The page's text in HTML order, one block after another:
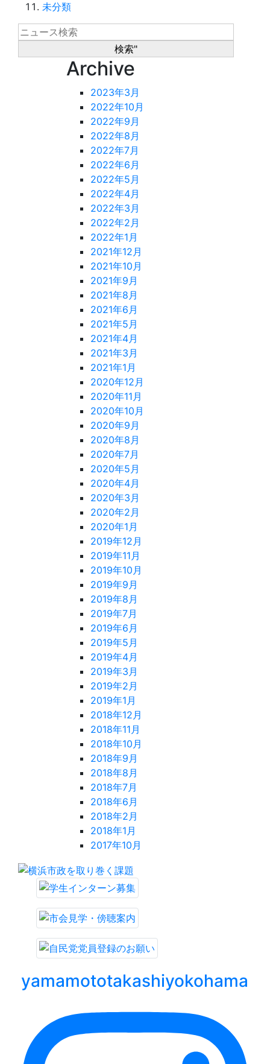
未分類
Archive
2023年3月
2022年10月
2022年9月
2022年8月
2022年7月
2022年6月
2022年5月
2022年4月
2022年3月
2022年2月
2022年1月
2021年12月
2021年10月
2021年9月
2021年8月
2021年6月
2021年5月
2021年4月
2021年3月
2021年1月
2020年12月
2020年11月
2020年10月
2020年9月
2020年8月
2020年7月
2020年5月
2020年4月
2020年3月
2020年2月
2020年1月
2019年12月
2019年11月
2019年10月
2019年9月
2019年8月
2019年7月
2019年6月
2019年5月
2019年4月
2019年3月
2019年2月
2019年1月
2018年12月
2018年11月
2018年10月
2018年9月
2018年8月
2018年7月
2018年6月
2018年2月
2018年1月
2017年10月
yamamototakashiyokohama